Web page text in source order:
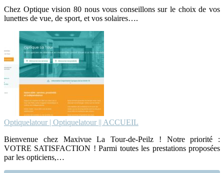
Chez Optique vision 80 nous vous conseillons sur le choix de vos
lunettes de vue, de sport, et vos solaires….
Optiquelatour | Op­tiquela­tour || ACCUEIL
Bienvenue chez Maxivue La Tour-de-Peilz ! Notre priorité :
VOTRE SATISFACTION ! Parmi toutes les prestations proposées
par les opticiens,…